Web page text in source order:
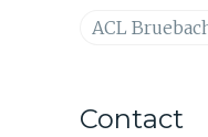
Contact